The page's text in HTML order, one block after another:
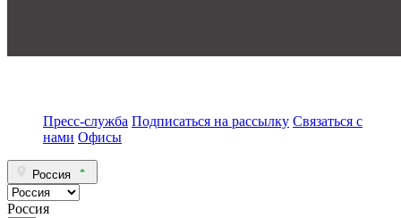
Пресс-служба Подписаться на рассылку Связаться с
нами Офисы
Россия
Россия